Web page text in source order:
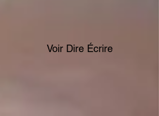
Voir Dire Écrire